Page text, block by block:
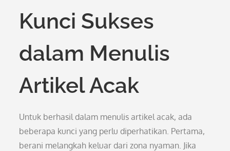
Kunci Sukses
dalam Menulis
Artikel Acak
Untuk berhasil dalam menulis artikel acak, ada
beberapa kunci yang perlu diperhatikan. Pertama,
berani melangkah keluar dari zona nyaman. Jika